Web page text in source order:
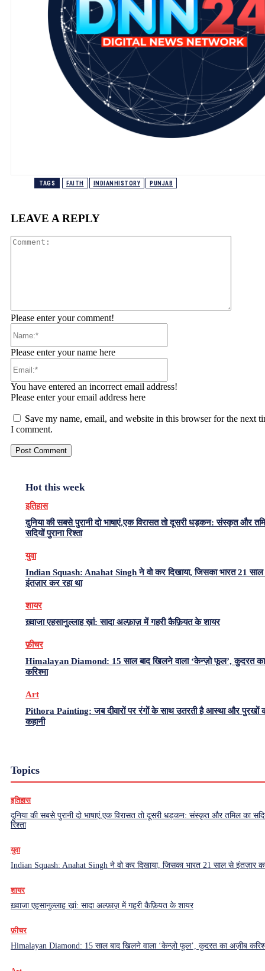
TAGS FAITH INDIANHISTORY PUNJAB
LEAVE A REPLY
Please enter your comment!
Please enter your name here
You have entered an incorrect email address!
Please enter your email address here
Save my name, email, and website in this browser for the next
I comment.
Hot this week
इतिहास
दुनिया की सबसे पुरानी दो भाषाएं,एक विरासत तो दूसरी धड़कन: संस्कृत और
सदियों पुराना रिश्ता
युवा
Indian Squash: Anahat Singh ने वो कर दिखाया, जिसका भारत 21
इंतज़ार कर रहा था
शायर
ख़्वाजा एहसानुल्लाह ख़ां: सादा अल्फ़ाज़ में गहरी कैफ़ियत के शायर
फ़ीचर
Himalayan Diamond: 15 साल बाद खिलने वाला ‘केन्ज़ो फूल’, कुदरत
करिश्मा
Art
Pithora Painting: जब दीवारों पर रंगों के साथ उतरती है आस्था और पुरखों
कहानी
Topics
इतिहास
दुनिया की सबसे पुरानी दो भाषाएं,एक विरासत तो दूसरी धड़कन: संस्कृत और तमिल का
रिश्ता
युवा
Indian Squash: Anahat Singh ने वो कर दिखाया, जिसका भारत 21 साल से इंतज़ार
शायर
ख़्वाजा एहसानुल्लाह ख़ां: सादा अल्फ़ाज़ में गहरी कैफ़ियत के शायर
फ़ीचर
Himalayan Diamond: 15 साल बाद खिलने वाला ‘केन्ज़ो फूल’, कुदरत का अज़ीब